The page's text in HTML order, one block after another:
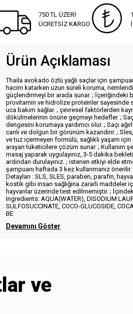
750 TL ÜZERİ
ÜCRETSİZ KARGO
Ürün Açıklaması
Thaila avokado özlü yağlı saçlar için
hacim katarken uzun süreli koruma,
güçlendirmeyi bir arada sunar. ; İçeriğindeki
provitamin ve hidrolize proteinler sayesinde
uca bakım sağlar. ; çevresel faktörlerden
dökülmelerinin önüne geçmeyi hedefler. ;
dengesini korumaya yardımcı olur. ; Saçı
canlı ve dolgun bir görünüm kazandırır. ;
ve tuz içermeyen formülü, sağlıklı yaşam için
arayan tüketicilere çözüm sunar. ; Kullanım
masaj yaparak uygulayınız, 3-5 dakika
ardından durulayınız. ; istenen etkiyi elde
şampuanı haftada 3 kez kullanmanız önerilir.
Detayları : SLS, SLES, paraben, parafin,
kostik gibi insan sağlığına zararlı maddeler
hayvanlar üzerinde test edilmemiştir. ;
Ingredients: AQUA(WATER), DISODIUM
SULFOSUCCINATE, COCO-GLUCOSIDE,
BE
Devamını Göster
ve